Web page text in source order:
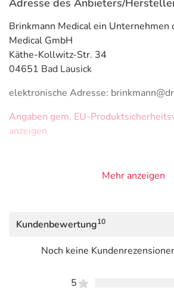
Adresse des Anbieters/
Brinkmann Medical ein Unternehmen
Medical GmbH
Käthe-Kollwitz-Str. 34
04651 Bad Lausick
elektronische Adresse:
Angaben gem. EU-
anzeigen
Mehr anzeigen
Kundenbewertung10
Noch keine
5